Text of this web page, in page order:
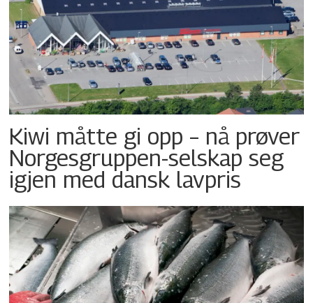
Kiwi måtte gi opp – nå prøver
Norgesgruppen-selskap seg
igjen med dansk lavpris